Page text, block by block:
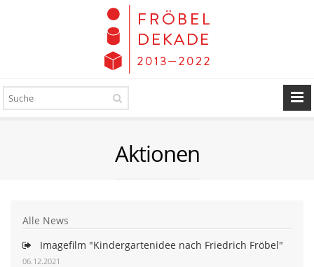
Aktionen
Alle News
Imagefilm "Kindergartenidee nach Friedrich Fröbel"
06.12.2021